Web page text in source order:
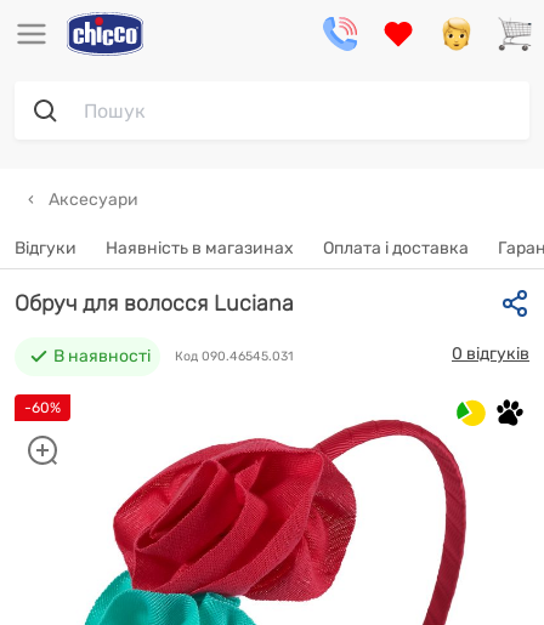
Аксесуари
Відгуки Наявність в магазинах Oплата і доставка
-60%
Обруч для волосся Luciana
В наявності Код 090.46545.031 0 відгуків